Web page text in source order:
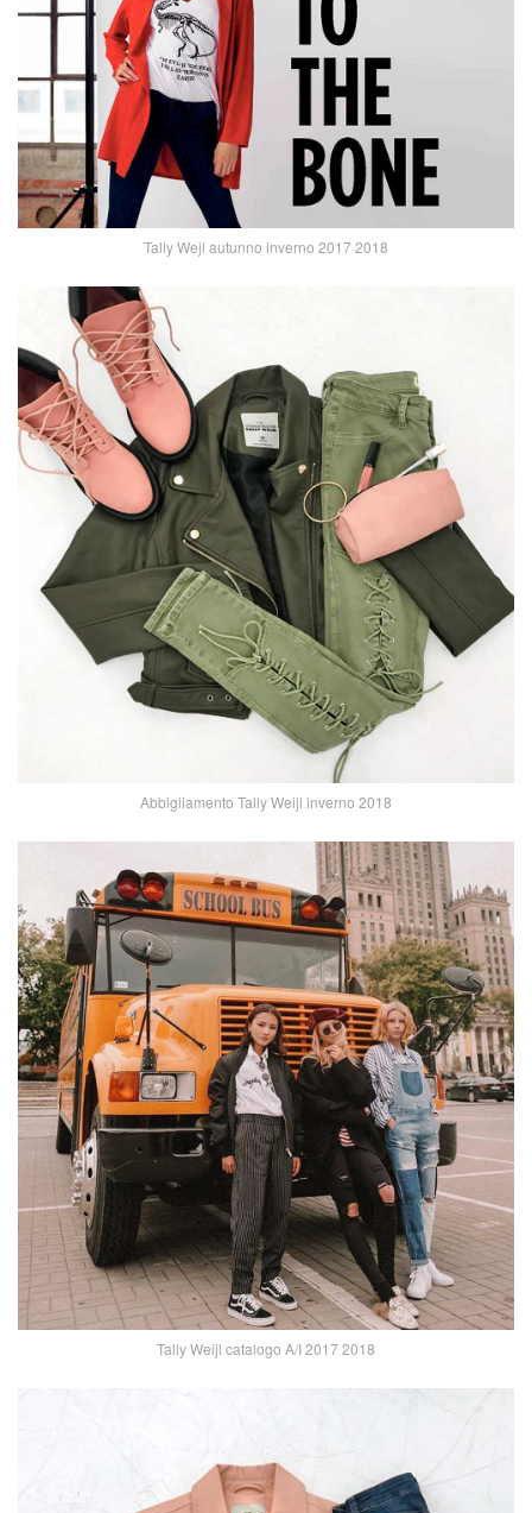
Tally Wejl autunno inverno 2017 2018
Abbigliamento Tally Weijl inverno 2018
Tally Weijl catalogo A/I 2017 2018